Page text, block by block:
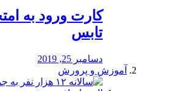
کارت ورود به
تابس
دسامبر 25, 2019
آموزش و پرورش